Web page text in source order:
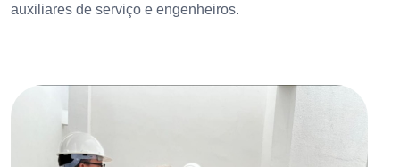
auxiliares de serviço e engenheiros.